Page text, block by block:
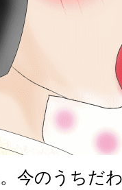
今のうちだ